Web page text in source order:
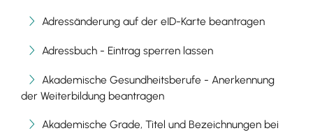
Adressänderung auf der eID-Karte beantragen
Adressbuch - Eintrag sperren lassen
Akademische Gesundheitsberufe - Anerkennung
der Weiterbildung beantragen
Akademische Grade, Titel und Bezeichnungen bei